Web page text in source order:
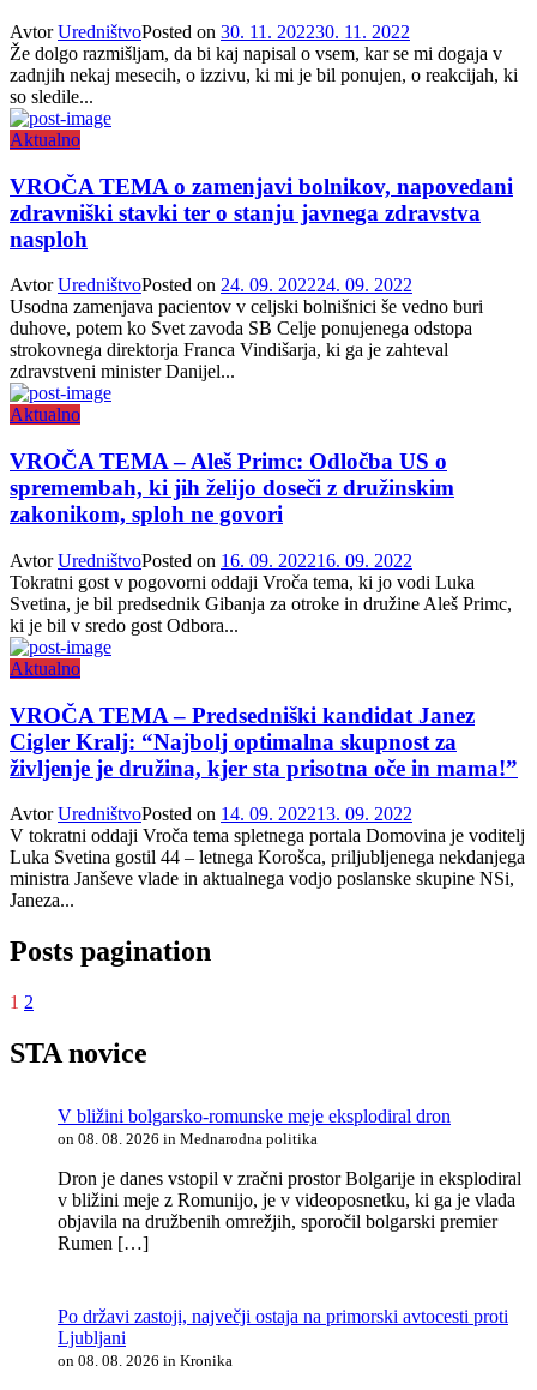
AvtorUredništvoPosted on 30. 11. 202230. 11. 2022
Že dolgo razmišljam, da bi kaj napisal o vsem, kar se mi dogaja v
zadnjih nekaj mesecih, o izzivu, ki mi je bil ponujen, o reakcijah, ki
so sledile...
Aktualno
VROČA TEMA o zamenjavi bolnikov, napovedani
zdravniški stavki ter o stanju javnega zdravstva
nasploh
AvtorUredništvoPosted on 24. 09. 202224. 09. 2022
Usodna zamenjava pacientov v celjski bolnišnici še vedno buri
duhove, potem ko Svet zavoda SB Celje ponujenega odstopa
strokovnega direktorja Franca Vindišarja, ki ga je zahteval
zdravstveni minister Danijel...
Aktualno
VROČA TEMA – Aleš Primc: Odločba US o
spremembah, ki jih želijo doseči z družinskim
zakonikom, sploh ne govori
AvtorUredništvoPosted on 16. 09. 202216. 09. 2022
Tokratni gost v pogovorni oddaji Vroča tema, ki jo vodi Luka
Svetina, je bil predsednik Gibanja za otroke in družine Aleš Primc,
ki je bil v sredo gost Odbora...
Aktualno
VROČA TEMA – Predsedniški kandidat Janez
Cigler Kralj: “Najbolj optimalna skupnost za
življenje je družina, kjer sta prisotna oče in mama!”
AvtorUredništvoPosted on 14. 09. 202213. 09. 2022
V tokratni oddaji Vroča tema spletnega portala Domovina je voditelj
Luka Svetina gostil 44 – letnega Korošca, priljubljenega nekdanjega
ministra Janševe vlade in aktualnega vodjo poslanske skupine NSi,
Janeza...
Posts pagination
1 2
STA novice
V bližini bolgarsko-romunske meje eksplodiral dron
on 08. 08. 2026 in Mednarodna politika
Dron je danes vstopil v zračni prostor Bolgarije in eksplodiral
v bližini meje z Romunijo, je v videoposnetku, ki ga je vlada
objavila na družbenih omrežjih, sporočil bolgarski premier
Rumen […]
Po državi zastoji, največji ostaja na primorski avtocesti proti
Ljubljani
on 08. 08. 2026 in Kronika